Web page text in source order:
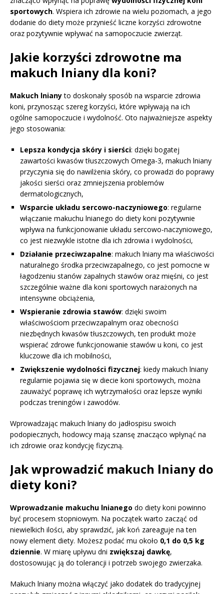
sportowych. Wspiera ich zdrowie na wielu poziomach, a jego
dodanie do diety może przynieść liczne korzyści zdrowotne
oraz pozytywnie wpływać na samopoczucie zwierząt.
Jakie korzyści zdrowotne ma
makuch lniany dla koni?
Makuch lnianyto doskonały sposób na wsparcie zdrowia
koni, przynosząc szereg korzyści, które wpływają na ich
ogólne samopoczucie i wydolność. Oto najważniejsze aspekty
jego stosowania:
Lepsza kondycja skóry i sierści: dzięki bogatej
zawartości kwasów tłuszczowych Omega-3, makuch lniany
przyczynia się do nawilżenia skóry, co prowadzi do poprawy
jakości sierści oraz zmniejszenia problemów
dermatologicznych,
Wsparcie układu sercowo-naczyniowego: regularne
włączanie makuchu lnianego do diety koni pozytywnie
wpływa na funkcjonowanie układu sercowo-naczyniowego,
co jest niezwykle istotne dla ich zdrowia i wydolności,
Działanie przeciwzapalne: makuch lniany ma właściwości
naturalnego środka przeciwzapalnego, co jest pomocne w
łagodzeniu stanów zapalnych stawów oraz mięśni, co jest
szczególnie ważne dla koni sportowych narażonych na
intensywne obciążenia,
Wspieranie zdrowia stawów: dzięki swoim
właściwościom przeciwzapalnym oraz obecności
niezbędnych kwasów tłuszczowych, ten produkt może
wspierać zdrowe funkcjonowanie stawów u koni, co jest
kluczowe dla ich mobilności,
Zwiększenie wydolności fizycznej: kiedy makuch lniany
regularnie pojawia się w diecie koni sportowych, można
zauważyć poprawę ich wytrzymałości oraz lepsze wyniki
podczas treningów i zawodów.
Wprowadzając makuch lniany do jadłospisu swoich
podopiecznych, hodowcy mają szansę znacząco wpłynąć na
ich zdrowie oraz kondycję fizyczną.
Jak wprowadzić makuch lniany do
diety koni?
Wprowadzanie makuchu lnianego do diety koni powinno
być procesem stopniowym. Na początek warto zacząć od
niewielkich ilości, aby sprawdzić, jak koń zareaguje na ten
nowy element diety. Możesz podać mu około 0,1 do 0,5 kg
dziennie. W miarę upływu dni zwiększaj dawkę,
dostosowując ją do tolerancji i potrzeb swojego zwierzaka.
Makuch lniany można włączyć jako dodatek do tradycyjnej